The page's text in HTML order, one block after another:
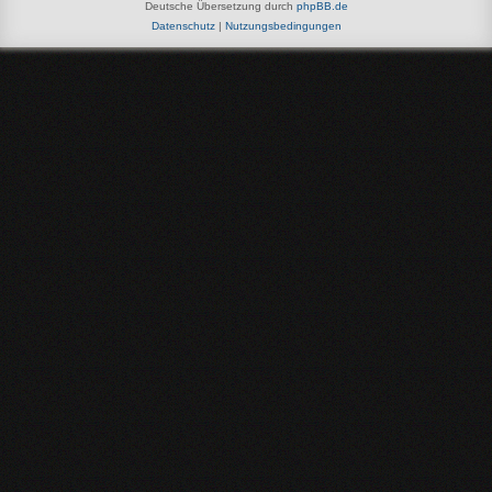
Deutsche Übersetzung durch phpBB.de
Datenschutz| Nutzungsbedingungen